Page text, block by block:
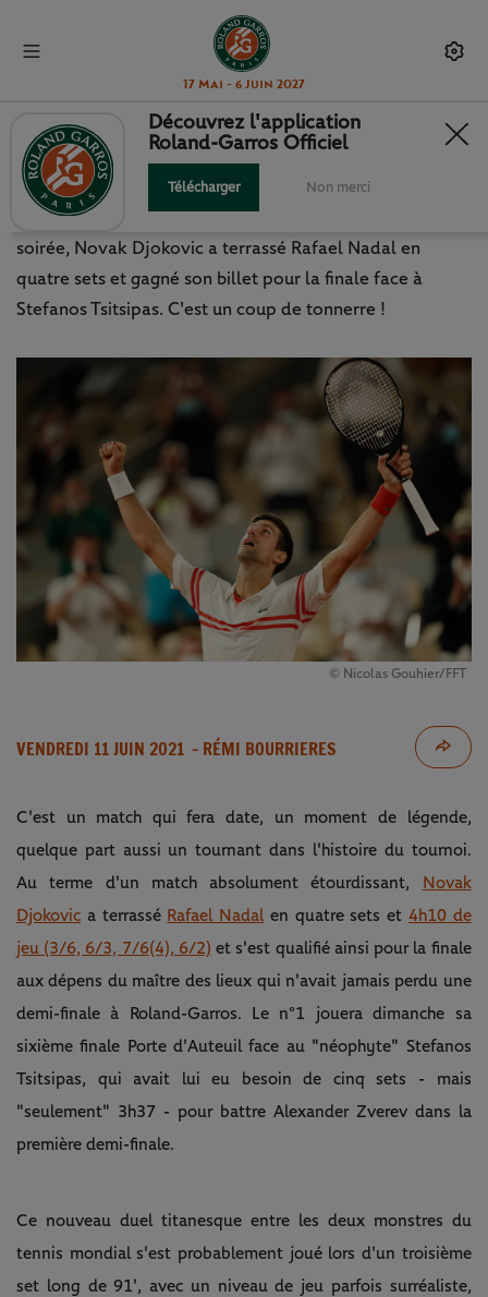
17 Mai - 6 Juin 2027
SÉISME À PARIS !
Au terme d'un match strastosphérique et d'une folle
soirée, Novak Djokovic a terrassé Rafael Nadal en
quatre sets et gagné son billet pour la finale face à
Stefanos Tsitsipas. C'est un coup de tonnerre !
© Nicolas Gouhier/FFT
VENDREDI 11 JUIN 2021 - RÉMI BOURRIERES
C'est un match qui fera date, un moment de légende,
quelque part aussi un tournant dans l'histoire du tournoi.
Au terme d'un match absolument étourdissant, Novak
Djokovic a terrassé Rafael Nadal en quatre sets et 4h10 de
jeu (3/6, 6/3, 7/6(4), 6/2) et s'est qualifié ainsi pour la finale
aux dépens du maître des lieux qui n'avait jamais perdu une
demi-finale à Roland-Garros. Le n°1 jouera dimanche sa
sixième finale Porte d'Auteuil face au "néophyte" Stefanos
Tsitsipas, qui avait lui eu besoin de cinq sets - mais
"seulement" 3h37 - pour battre Alexander Zverev dans la
première demi-finale.
Ce nouveau duel titanesque entre les deux monstres du
tennis mondial s'est probablement joué lors d'un troisième
set long de 91', avec un niveau de jeu parfois surréaliste,
Découvrez l'application
Roland-Garros Officiel
Télécharger Non merci